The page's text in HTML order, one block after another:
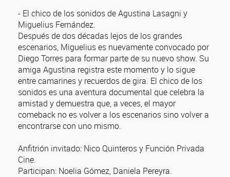
- El chico de los sonidos de Agustina Lasagni y
Miguelius Fernández.
Después de dos décadas lejos de los grandes
escenarios, Miguelius es nuevamente convocado por
Diego Torres para formar parte de su nuevo show. Su
amiga Agustina registra este momento y lo sigue
entre camarines y recuerdos de gira. El chico de los
sonidos es una aventura documental que celebra la
amistad y demuestra que, a veces, el mayor
comeback no es volver a los escenarios sino volver a
encontrarse con uno mismo.
Anfitrión invitado: Nico Quinteros y Función Privada
Cine.
Participan: Noelia Gómez, Daniela Pereyra.